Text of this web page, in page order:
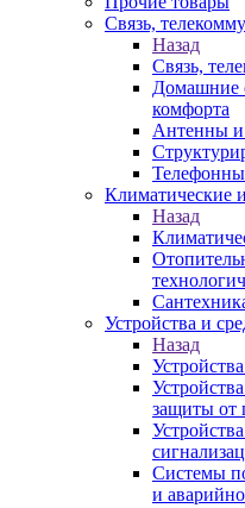
Связь,
Назад
Связь,
Домашние
комфорта
Антенны и
Климатические
Назад
Устройства и
Назад
защиты от
Системы
и